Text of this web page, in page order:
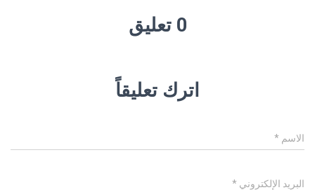
0 تعليق
اترك تعليقاً
الاسم *
البريد الإلكتروني *